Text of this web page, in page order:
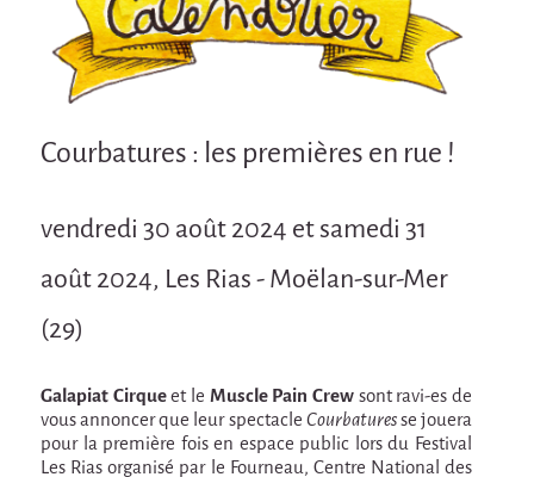
Attraction Capillaire
BLANC
Courbatures
Courbatures
L'âne & la carotte
Les maîtres du désordre
L'essaim - Projet participatif autour de la
Brise de la Pastille
Mad in Finland
Préviens les autres
Sans-culotte
Courbatures : les premières en rue !
vendredi 30 août 2024 et samedi 31
août 2024, Les Rias - Moëlan-sur-Mer
(29)
Galapiat Cirqueet le Muscle Pain Crew sont ravi-es de
vous annoncer que leur spectacle Courbaturesse jouera
pour la première fois en espace public lors du Festival
Les Rias organisé par le Fourneau, Centre National des